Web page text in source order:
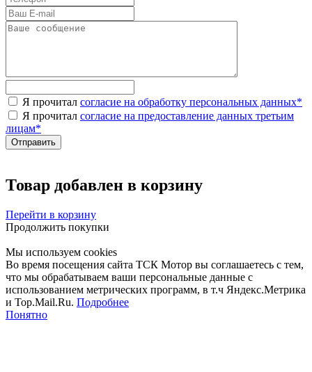
Я прочитал согласие на обработку персональных данных*
Я прочитал согласие на предоставление данных третьим
лицам*
Товар добавлен в корзину
Перейти в корзину
Продолжить покупки
Мы используем cookies
Во время посещения сайта ТСК Мотор вы соглашаетесь с тем,
что мы обрабатываем ваши персональные данные с
использованием метрических программ, в т.ч Яндекс.Метрика
и Top.Mail.Ru. Подробнее
Понятно